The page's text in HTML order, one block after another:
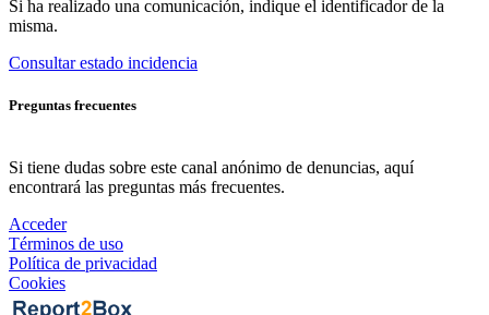
Si ha realizado una comunicación, indique el identificador de la
misma.
Consultar estado incidencia
Preguntas frecuentes
Si tiene dudas sobre este canal anónimo de denuncias, aquí
encontrará las preguntas más frecuentes.
Acceder
Términos de uso
Política de privacidad
Cookies